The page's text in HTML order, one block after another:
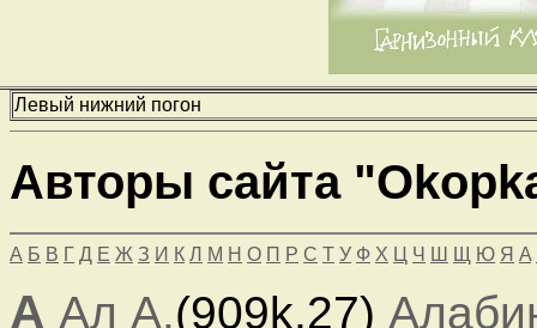
Левый нижний погон
Авторы сайта
А Б В Г Д Е Ж З И К Л М Н О П Р С Т У Ф Х Ц Ч Ш Щ Ю Я A
А Ал А.(909k,27)